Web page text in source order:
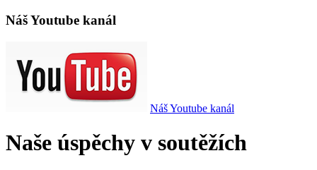
Náš Youtube kanál
Náš Youtube kanál
Naše úspěchy v soutěžích